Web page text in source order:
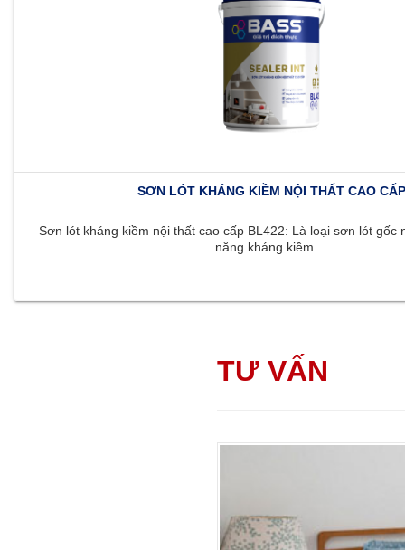
SƠN LÓT KHÁNG KIỀM NỘI THẤT CAO CẤP
Sơn lót kháng kiềm nội thất cao cấp BL422: Là loại sơn lót gốc
năng kháng kiềm ...
TƯ VẤN